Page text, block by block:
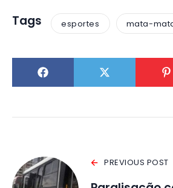
Tags esportes mata-
PREVIOUS POST